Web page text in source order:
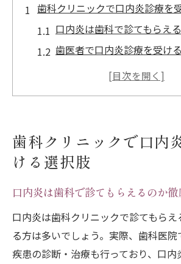
歯科クリニックで口内炎診療を
口内炎は歯科で診てもらえ
歯医者で口内炎診療を受け
口内炎治療で歯医者を選ぶ
口内炎の痛みを歯科で素早く和
口内炎の痛みを歯科で和らげ
歯医者でできる口内炎の早期
口内炎治療で用いられる歯
レーザー治療による口内炎
歯医者での口内炎応急処置
歯科クリニックで口内
ける選択肢
口内炎は歯科で診てもらえるのか
口内炎は歯科クリニックで診てもら
る方は多いでしょう。実際、歯科医
疾患の診断・治療も行っており、口内